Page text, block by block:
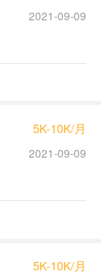
2021-09-09
5K-10K/月
2021-09-09
5K-10K/月